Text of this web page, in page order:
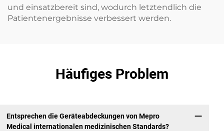
und einsatzbereit sind, wodurch letztendlich die
Patientenergebnisse verbessert werden.
Häufiges Problem
Entsprechen die Geräteabdeckungen von Mepro
Medical internationalen medizinischen Standards?